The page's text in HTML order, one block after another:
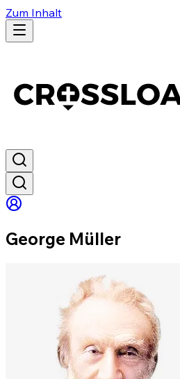
Zum Inhalt
George Müller